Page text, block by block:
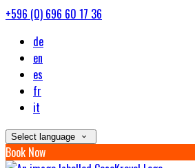
+596 (0) 696 60 17 36
de
en
es
fr
it
Select language
Book Now